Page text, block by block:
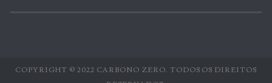
COPYRIGHT © 2022 CARBONO ZERO. TODOS OS DIREITOS